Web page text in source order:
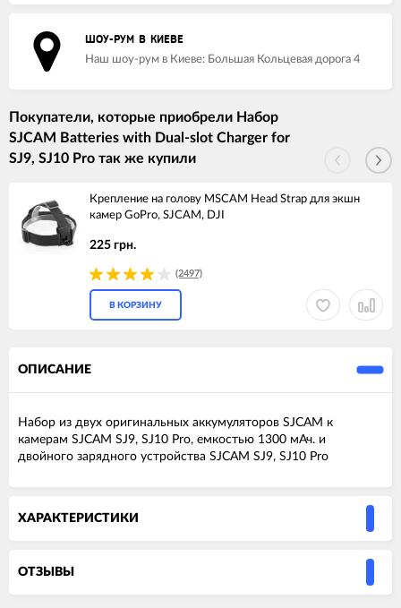
ШОУ-РУМ В КИЕВЕ
Наш шоу-рум в Киеве: Большая Кольцевая дорога 4
Покупатели, которые приобрели Набор
SJCAM Batteries with Dual-slot Charger for
SJ9, SJ10 Pro так же купили
Крепление на голову MSCAM Head Strap для экшн
камер GoPro, SJCAM, DJI
225 грн.
(2497)
В КОРЗИНУ
ОПИСАНИЕ
Набор из двух оригинальных аккумуляторов SJCAM к
камерам SJCAM SJ9, SJ10 Pro, емкостью 1300 мАч. и
двойного зарядного устройства SJCAM SJ9, SJ10 Pro
ХАРАКТЕРИСТИКИ
ОТЗЫВЫ